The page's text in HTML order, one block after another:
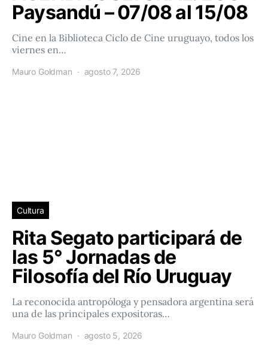
Paysandú – 07/08 al 15/08
Cine en la Biblioteca Ciclo de Cine uruguayo, todos los
viernes en…
Mauro Goldman agosto 7, 2026
Cultura
Rita Segato participará de
las 5° Jornadas de
Filosofía del Río Uruguay
La reconocida antropóloga y pensadora argentina será
una de las principales expositoras…
Mauro Goldman agosto 5, 2026